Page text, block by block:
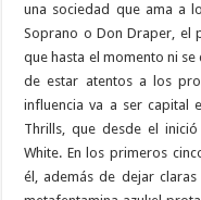
una sociedad que ama a
Soprano o Don Draper, el
que hasta el momento ni
de estar atentos a los
influencia va a ser capital
Thrills, que desde el
White. En los primeros
él, además de dejar